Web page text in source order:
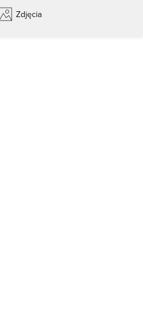
Zdjęcia